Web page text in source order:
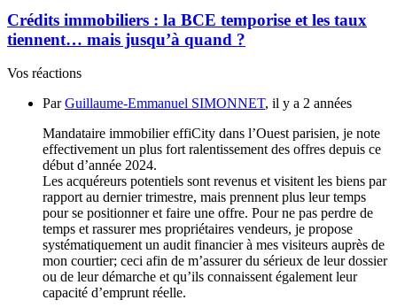
Crédits immobiliers : la BCE temporise et les taux
tiennent… mais jusqu’à quand ?
Vos réactions
ParGuillaume-Emmanuel SIMONNET, il y a 2 années
Mandataire immobilier effiCity dans l’Ouest parisien, je note
effectivement un plus fort ralentissement des offres depuis ce
début d’année 2024.
Les acquéreurs potentiels sont revenus et visitent les biens par
rapport au dernier trimestre, mais prennent plus leur temps
pour se positionner et faire une offre. Pour ne pas perdre de
temps et rassurer mes propriétaires vendeurs, je propose
systématiquement un audit financier à mes visiteurs auprès de
mon courtier; ceci afin de m’assurer du sérieux de leur dossier
ou de leur démarche et qu’ils connaissent également leur
capacité d’emprunt réelle.